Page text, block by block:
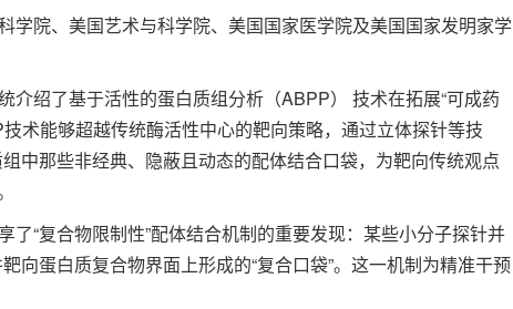
院、美国艺术与科学院、美国国家医学院及美国国家发明家学
绍了基于活性的蛋白质组分析（ABPP） 技术在拓展“可成药
术能够超越传统酶活性中心的靶向策略，通过立体探针等技
中那些非经典、隐蔽且动态的配体结合口袋，为靶向传统观点
“复合物限制性”配体结合机制的重要发现：某些小分子探针并
向蛋白质复合物界面上形成的“复合口袋”。这一机制为精准干预